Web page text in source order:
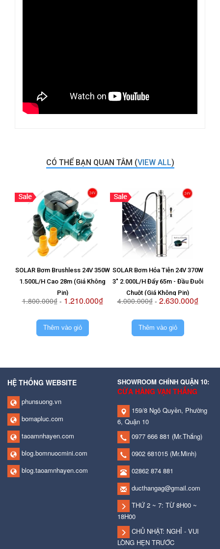
CÓ THỂ BẠN QUAN TÂM (VIEW ALL)
SOLAR Bơm Brushless 24V 350W
1.500L/H Cao 28m (Giá Không
Pin)
1.800.000₫- 1.210.000₫
Thêm vào giỏ
SOLAR Bơm Hỏa Tiễn 24V 370W
3" 2.000L/H Đẩy 65m - Đầu Đuôi
Chuột (Giá Không Pin)
4.000.000₫- 2.630.000₫
Thêm vào giỏ
HỆ THỐNG WEBSITE
phunsuong.vn
bomapluc.com
taoamnhayen.com
blog.bomnuocmini.com
blog.taoamnhayen.com
SHOWROOM CHÍNH QUẬN 10:
CỬA HÀNG VẠN THẮNG
159/8 Ngô Quyền, Phường
6, Quận 10
0977 666 881 (Mr.Thắng)
0902 681015 (Mr.Minh)
02862 874 881
ducthangag@gmail.com
THỨ 2 ~ 7: TỪ 8H00 ~
18H00
CHỦ NHẬT: NGHỈ - VUI
LÒNG HẸN TRƯỚC